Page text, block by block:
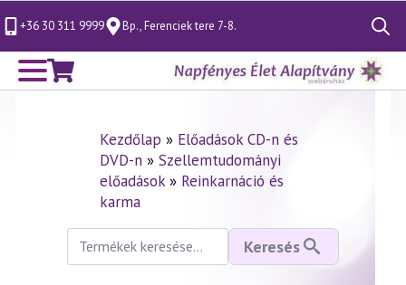
+36 30 311 9999 Bp., Ferenciek tere 7-8.
Search
for:
Kezdőlap » Előadások CD-n és
DVD-n» Szellemtudományi
előadások» Reinkarnáció és
karma
Keresés
következőre:
Keresés